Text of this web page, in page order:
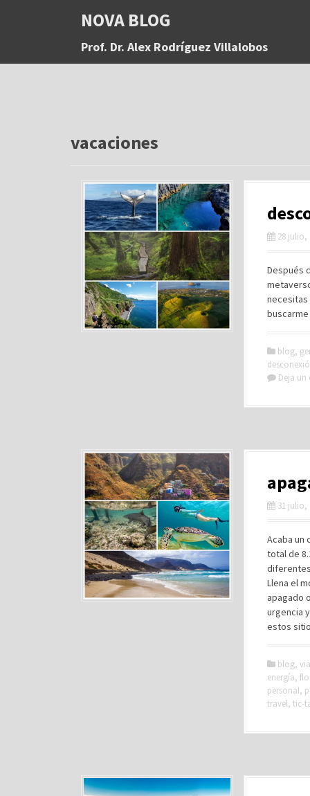
a
NOVA BLOG
Prof. Dr. Alex Rodríguez Villalobos
vacaciones
28 julio,
Después
blog,
Deja
31 julio,
Acaba un
total de
Llena el
apagado
urgencia
estos
blog,
energía,
personal,
travel, tic-